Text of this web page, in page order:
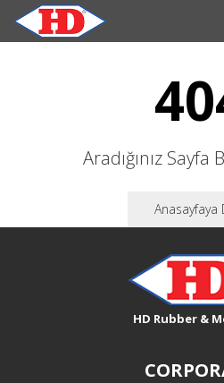
Aradığınız Sayfa
Anasayfaya
HD Rubber &